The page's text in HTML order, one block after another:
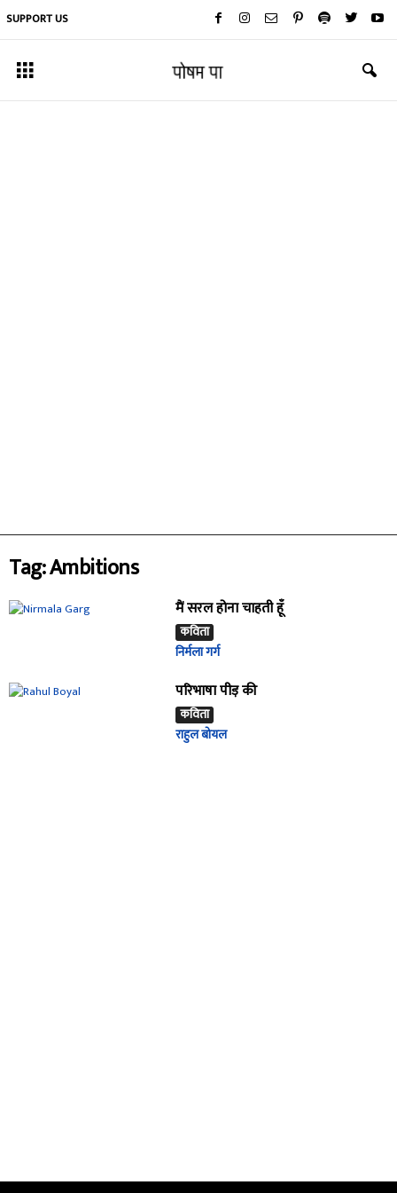
SUPPORT US
Tag: Ambitions
मैं सरल होना चाहती हूँ
कविता
निर्मला गर्ग
परिभाषा पीड़ की
कविता
राहुल बोयल